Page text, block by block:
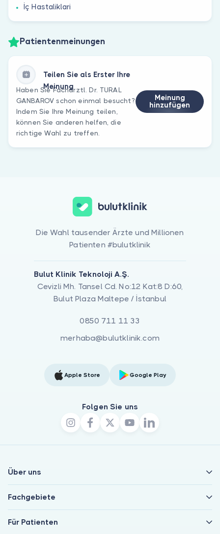
İç Hastaliklari
Patientenmeinungen
Teilen Sie als Erster Ihre
Meinung
Haben Sie Fachärztl. Dr. TURAL
GANBAROV schon einmal besucht?
Indem Sie Ihre Meinung teilen,
können Sie anderen helfen, die
richtige Wahl zu treffen.
Meinung
hinzufügen
Die Wahl tausender Ärzte und Millionen
Patienten #bulutklinik
Bulut Klinik Teknoloji A.Ş.
Cevizli Mh. Tansel Cd. No:12 Kat:8 D:60,
Bulut Plaza Maltepe / İstanbul
0850 711 11 33
merhaba@bulutklinik.com
Apple Store Google Play
Folgen Sie uns
Über uns
Fachgebiete
Für Patienten